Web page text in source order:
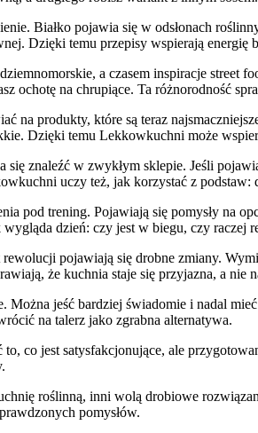
Białko pojawia się w odsłonach
Dzięki temu przepisy wspierają energię
a czasem inspiracje street
ochotę na chrupiące. Ta różnorodność
na produkty, które są teraz
Dzięki temu Lekkowkuchni może
się znaleźć w zwykłym sklepie. Jeśli
uczy też, jak korzystać z
pod trening. Pojawiają się pomysły na
dzień: czy jest w biegu, czy raczej
pojawiają się drobne zmiany.
że kuchnia staje się przyjazna, a nie
jeść bardziej świadomie i nadal
na talerz jako zgrabna alternatywa.
co jest satysfakcjonujące, ale
roślinną, inni wolą drobiowe
pomysłów.